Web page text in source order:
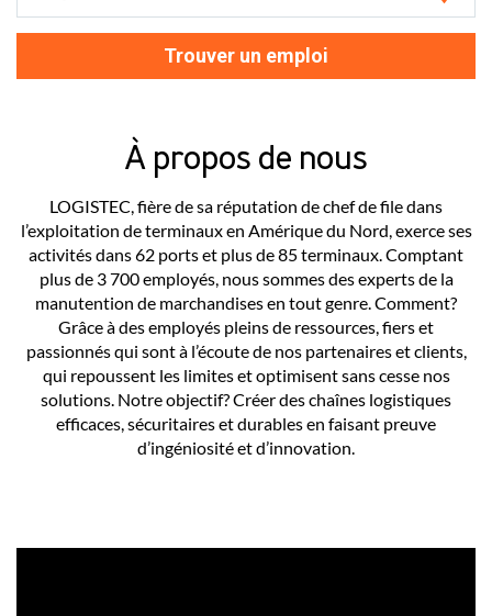
Trouver un emploi
À propos de nous
LOGISTEC, fière de sa réputation de chef de file dans
l’exploitation de terminaux en Amérique du Nord, exerce ses
activités dans 62 ports et plus de 85 terminaux. Comptant
plus de 3 700 employés, nous sommes des experts de la
manutention de marchandises en tout genre. Comment?
Grâce à des employés pleins de ressources, fiers et
passionnés qui sont à l’écoute de nos partenaires et clients,
qui repoussent les limites et optimisent sans cesse nos
solutions. Notre objectif? Créer des chaînes logistiques
efficaces, sécuritaires et durables en faisant preuve
d’ingéniosité et d’innovation.